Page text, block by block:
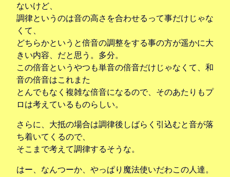
ないけど、
調律というのは音の高さを合わせるって事だけじゃな
くて、
どちらかというと倍音の調整をする事の方が遥かに大
きい内容、だと思う。多分。
この倍音というやつも単音の倍音だけじゃなくて、和
音の倍音はこれまた
とんでもなく複雑な倍音になるので、そのあたりもプ
ロは考えているものらしい。
さらに、大抵の場合は調律後しばらく引込むと音が落
ち着いてくるので、
そこまで考えて調律するそうな。
はー、なんつーか、やっぱり魔法使いだわこの人達。